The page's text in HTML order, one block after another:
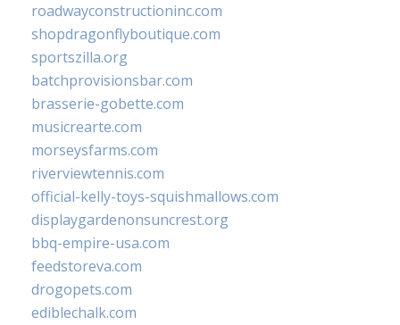
roadwayconstructioninc.com
shopdragonflyboutique.com
sportszilla.org
batchprovisionsbar.com
brasserie-gobette.com
musicrearte.com
morseysfarms.com
riverviewtennis.com
official-kelly-toys-squishmallows.com
displaygardenonsuncrest.org
bbq-empire-usa.com
feedstoreva.com
drogopets.com
ediblechalk.com